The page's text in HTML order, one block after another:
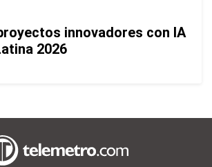
innovadores con IA
2026